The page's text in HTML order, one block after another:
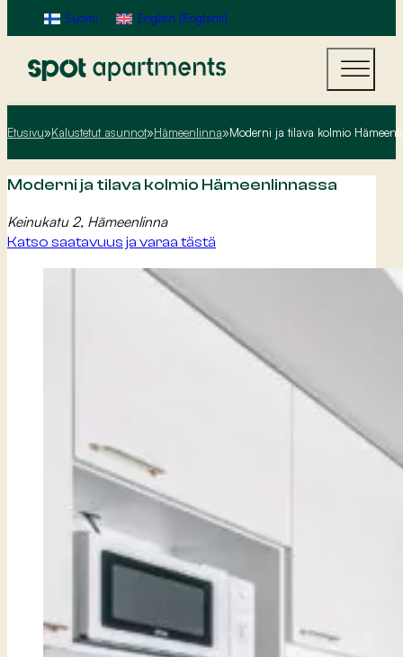
Suomi English (Englanti)
Etusivu»Kalustetut asunnot»Hämeenlinna»Moderni ja tilava kolmio
Moderni ja tilava kolmio Hämeenlinnassa
Keinukatu 2, Hämeenlinna
Katso saatavuus ja varaa tästä